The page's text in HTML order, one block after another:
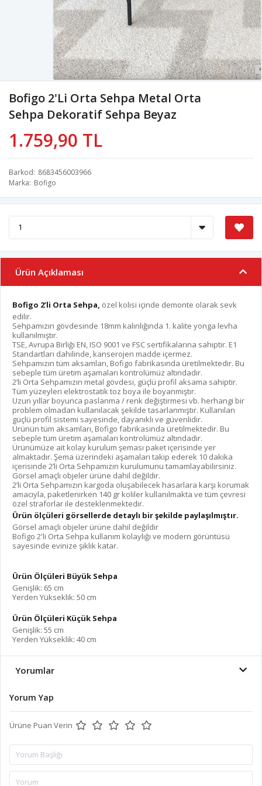
Bofigo 2'li Orta Sehpa Metal Orta
Sehpa Dekoratif Sehpa Beyaz
1.759,90 TL
Barkod 8683456003966
Marka Bofigo
Ürün Açıklaması
Bofigo 2’li Orta Sehpa, özel kolisi içinde demonte olarak sevk
edilir.
Sehpamızın gövdesinde 18mm kalınlığında 1. kalite yonga levha
kullanılmıştır.
TSE, Avrupa Birliği EN, ISO 9001 ve FSC sertifikalarına sahiptir. E1
Standartları dahilinde, kanserojen madde içermez.
Sehpamızın tüm aksamları, Bofigo fabrikasında üretilmektedir. Bu
sebeple tüm üretim aşamaları kontrolümüz altındadır.
2’li Orta Sehpamızın metal gövdesi, güçlü profil aksama sahiptir.
Tüm yüzeyleri elektrostatik toz boya ile boyanmıştır.
Uzun yıllar boyunca paslanma / renk değiştirmesi vb. herhangi bir
problem olmadan kullanılacak şekilde tasarlanmıştır. Kullanılan
güçlü profil sistemi sayesinde, dayanıklı ve güvenlidir.
Ürünün tüm aksamları, Bofigo fabrikasında üretilmektedir. Bu
sebeple tüm üretim aşamaları kontrolümüz altındadır.
Ürünümüze ait kolay kurulum şeması paket içerisinde yer
almaktadır. Şema üzerindeki aşamaları takip ederek 10 dakika
içerisinde 2’li Orta Sehpamızın kurulumunu tamamlayabilirsiniz.
Görsel amaçlı objeler ürüne dahil değildir.
2’li Orta Sehpamızın kargoda oluşabilecek hasarlara karşı korumak
amacıyla, paketlenirken 140 gr koliler kullanılmakta ve tüm çevresi
özel straforlar ile desteklenmektedir.
Ürün ölçüleri görsellerde detaylı bir şekilde paylaşılmıştır.
Görsel amaçlı objeler ürüne dahil değildir
Bofigo 2'li Orta Sehpa kullanım kolaylığı ve modern görüntüsü
sayesinde evinize şıklık katar.
Ürün Ölçüleri Büyük Sehpa
Genişlik: 65 cm
Yerden Yükseklik: 50 cm
Ürün Ölçüleri Küçük Sehpa
Genişlik: 55 cm
Yerden Yükseklik: 40 cm
Yorumlar
Yorum Yap
Ürüne Puan Verin